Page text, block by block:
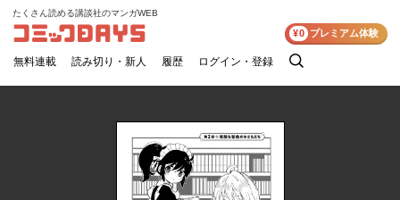
コミックDAYS
たくさん読める講談社のマンガWEB
無料連載 読み切り・新人 履歴 ログイン・登録
検
¥0 プレミアム体験